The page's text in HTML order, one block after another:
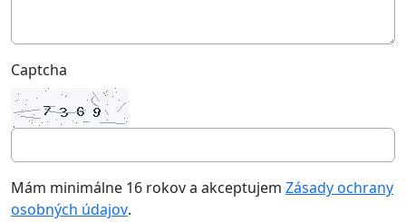
Captcha
Mám minimálne 16 rokov a akceptujem Zásady ochrany
osobných údajov.